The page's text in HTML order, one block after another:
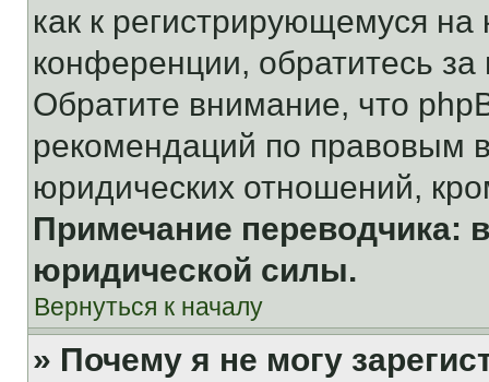
как к регистрирующемуся
конференции, обратитесь
Обратите внимание, что
рекомендаций по правовым
юридических отношений,
Примечание переводчика:
юридической силы.
Вернуться к началу
» Почему я не могу